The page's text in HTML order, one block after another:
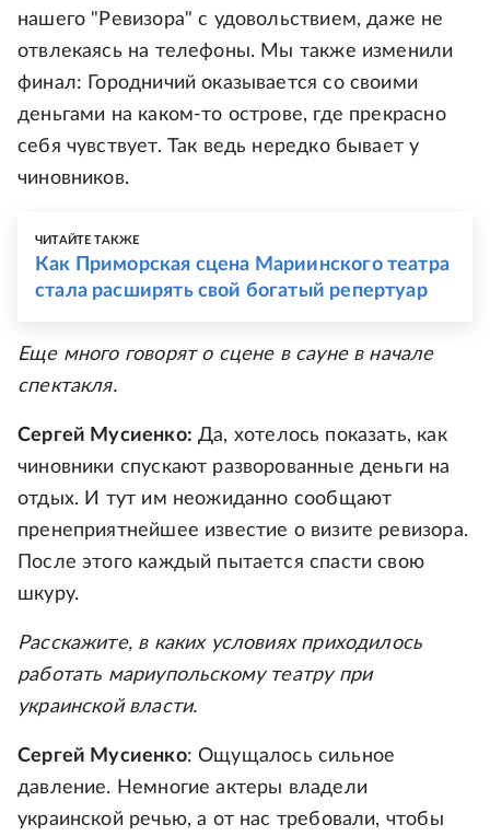
нашего "Ревизора" с удовольствием, даже не
отвлекаясь на телефоны. Мы также изменили
финал: Городничий оказывается со своими
деньгами на каком-то острове, где прекрасно
себя чувствует. Так ведь нередко бывает у
чиновников.
ЧИТАЙТЕ ТАКЖЕ
Как Приморская сцена Мариинского театра
стала расширять свой богатый репертуар
Еще много говорят о сцене в сауне в начале
спектакля.
Сергей Мусиенко: Да, хотелось показать, как
чиновники спускают разворованные деньги на
отдых. И тут им неожиданно сообщают
пренеприятнейшее известие о визите ревизора.
После этого каждый пытается спасти свою
шкуру.
Расскажите, в каких условиях приходилось
работать мариупольскому театру при
украинской власти.
Сергей Мусиенко: Ощущалось сильное
давление. Немногие актеры владели
украинской речью, а от нас требовали, чтобы